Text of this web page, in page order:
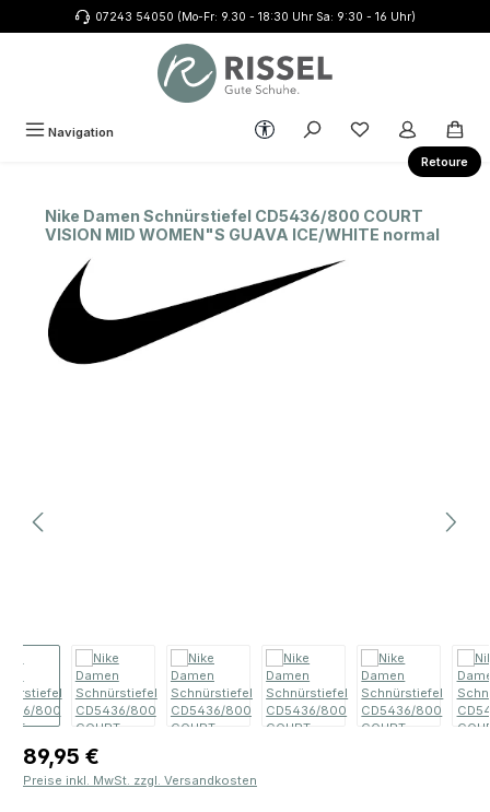
Zum Hauptinhalt springen07243 54050 (Mo-Fr: 9.30 - 18:30 Uhr Sa: 9:30 - 16 Uhr)
Retoure
Navigation Werkzeugleiste anzeigen
Du hast 0
Nike Damen Schnürstiefel CD5436/800 COURT
VISION MID WOMEN"S GUAVA ICE/WHITE normal
Regulärer Preis:
89,95 €
Preise inkl. MwSt. zzgl. Versandkosten